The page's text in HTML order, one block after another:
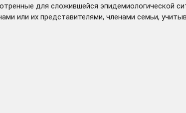
для сложившейся эпидемиологической
или их представителями, членами семьи,